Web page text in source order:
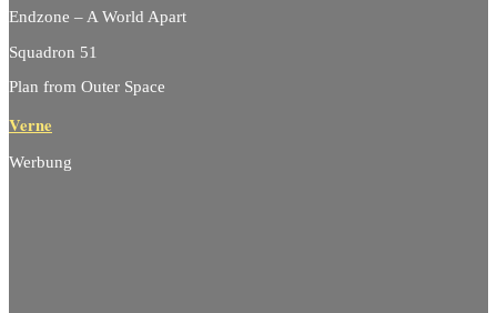
Endzone – A World Apart
Squadron 51
Plan from Outer Space
Verne
Werbung